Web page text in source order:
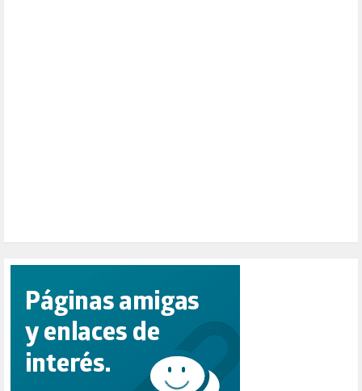
PUERTO DE VALENCIA (1)
RACISMO (1)
RELIGIÓN (114)
REPUBLICA (1)
SALUD (108)
SENSIBILIZACIÓN (576)
SINDICATOS (12)